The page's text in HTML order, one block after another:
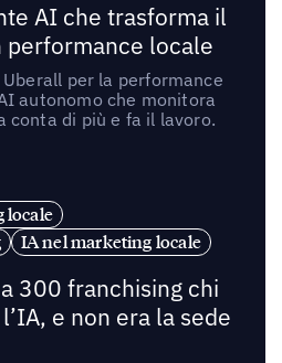
AI che trasforma il
performance locale
Uberall per la performance
autonomo che monitora
conta di più e fa il lavoro.
locale
IA nel marketing locale
300 franchising chi
e non era la sede